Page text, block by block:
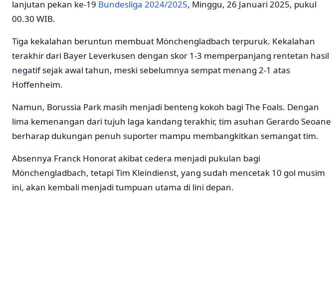
lanjutan pekan ke-19 Bundesliga 2024/2025, Minggu, 26 Januari 2025, pukul
00.30 WIB.
Tiga kekalahan beruntun membuat Mönchengladbach terpuruk. Kekalahan
terakhir dari Bayer Leverkusen dengan skor 1-3 memperpanjang rentetan hasil
negatif sejak awal tahun, meski sebelumnya sempat menang 2-1 atas
Hoffenheim.
Namun, Borussia Park masih menjadi benteng kokoh bagi The Foals. Dengan
lima kemenangan dari tujuh laga kandang terakhir, tim asuhan Gerardo Seoane
berharap dukungan penuh suporter mampu membangkitkan semangat tim.
Absennya Franck Honorat akibat cedera menjadi pukulan bagi
Mönchengladbach, tetapi Tim Kleindienst, yang sudah mencetak 10 gol musim
ini, akan kembali menjadi tumpuan utama di lini depan.